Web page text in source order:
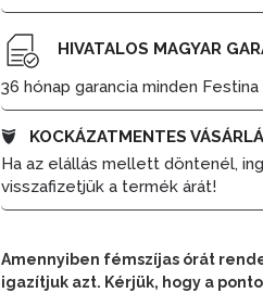
HIVATALOS MAGYAR
36 hónap garancia minden Festina
KOCKÁZATMENTES
Ha az elállás mellett döntenél,
visszafizetjük a termék árát!
Amennyiben fémszíjas órát
igazítjuk azt. Kérjük, hogy a